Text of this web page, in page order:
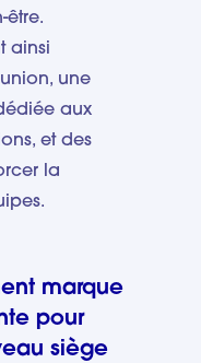
être.
ainsi
une
aux
et des
la
marque
pour
siège